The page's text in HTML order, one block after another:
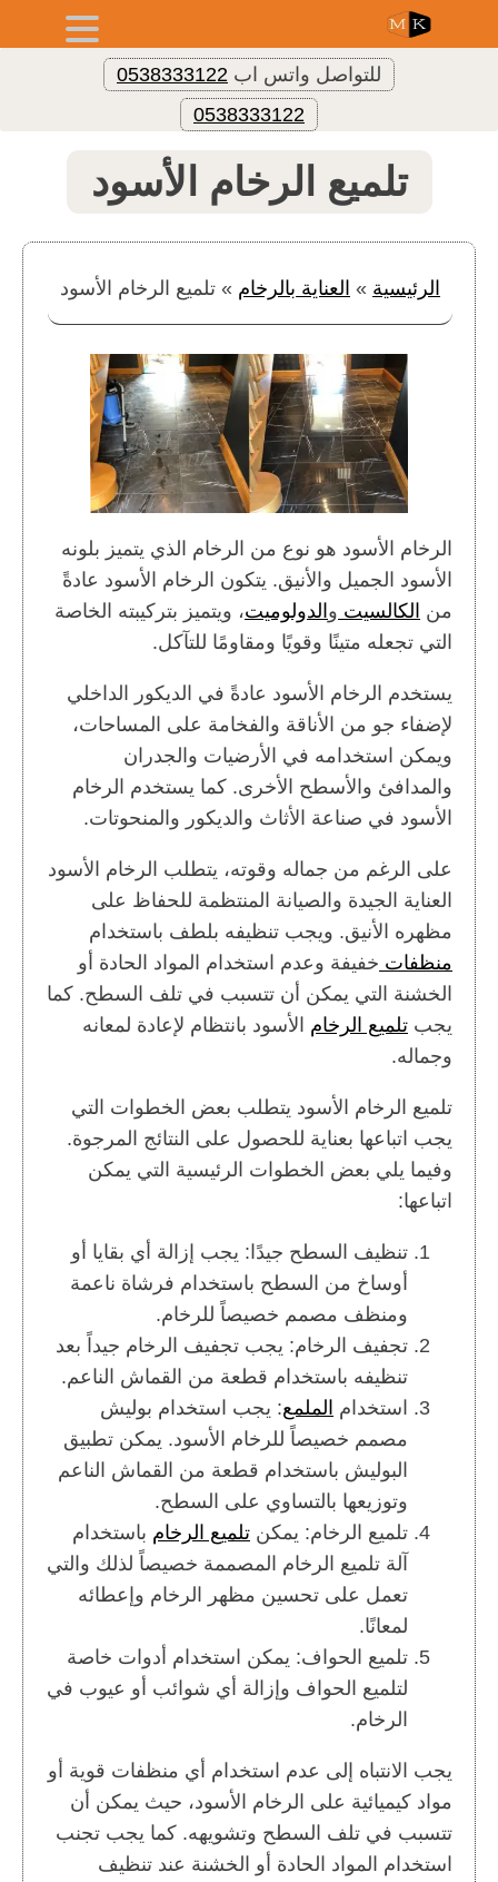
للتواصل واتس اب 0538333122
0538333122
تلميع الرخام الأسود
الرئيسية » العناية بالرخام » تلميع الرخام الأسود
الرخام الأسود هو نوع من الرخام الذي يتميز بلونه
الأسود الجميل والأنيق. يتكون الرخام الأسود عادةً
من الكالسيت والدولوميت، ويتميز بتركيبته الخاصة
التي تجعله متينًا وقويًا ومقاومًا للتآكل.
يستخدم الرخام الأسود عادةً في الديكور الداخلي
لإضفاء جو من الأناقة والفخامة على المساحات،
ويمكن استخدامه في الأرضيات والجدران
والمدافئ والأسطح الأخرى. كما يستخدم الرخام
الأسود في صناعة الأثاث والديكور والمنحوتات.
على الرغم من جماله وقوته، يتطلب الرخام الأسود
العناية الجيدة والصيانة المنتظمة للحفاظ على
مظهره الأنيق. ويجب تنظيفه بلطف باستخدام
منظفات خفيفة وعدم استخدام المواد الحادة أو
الخشنة التي يمكن أن تتسبب في تلف السطح. كما
يجب تلميع الرخام الأسود بانتظام لإعادة لمعانه
وجماله.
تلميع الرخام الأسود يتطلب بعض الخطوات التي
يجب اتباعها بعناية للحصول على النتائج المرجوة.
وفيما يلي بعض الخطوات الرئيسية التي يمكن
اتباعها:
تنظيف السطح جيدًا: يجب إزالة أي بقايا أو
أوساخ من السطح باستخدام فرشاة ناعمة
ومنظف مصمم خصيصاً للرخام.
تجفيف الرخام: يجب تجفيف الرخام جيداً بعد
تنظيفه باستخدام قطعة من القماش الناعم.
استخدام الملمع: يجب استخدام بوليش
مصمم خصيصاً للرخام الأسود. يمكن تطبيق
البوليش باستخدام قطعة من القماش الناعم
وتوزيعها بالتساوي على السطح.
تلميع الرخام: يمكن تلميع الرخام باستخدام
آلة تلميع الرخام المصممة خصيصاً لذلك والتي
تعمل على تحسين مظهر الرخام وإعطائه
لمعانًا.
تلميع الحواف: يمكن استخدام أدوات خاصة
لتلميع الحواف وإزالة أي شوائب أو عيوب في
الرخام.
يجب الانتباه إلى عدم استخدام أي منظفات قوية أو
مواد كيميائية على الرخام الأسود، حيث يمكن أن
تتسبب في تلف السطح وتشويهه. كما يجب تجنب
استخدام المواد الحادة أو الخشنة عند تنظيف